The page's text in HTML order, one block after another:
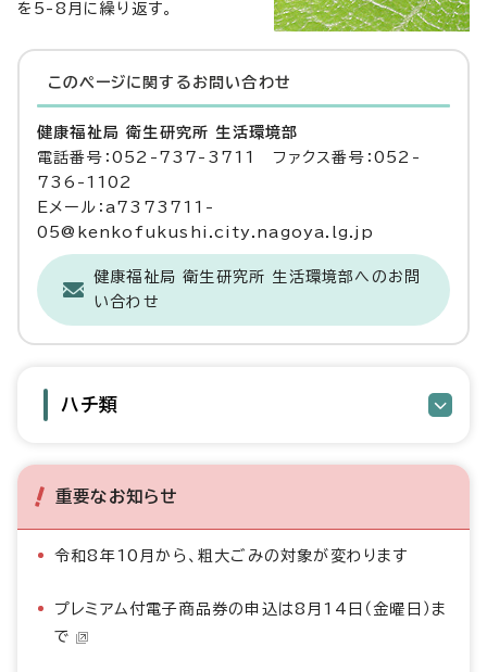
を5-8月に繰り返す。
このページに関する お問い合わせ
健康福祉局 衛生研究所 生活環境部
電話番号：052-737-3711 ファクス番号：052-
736-1102
Eメール：a7373711-
05@kenkofukushi.city.nagoya.lg.jp
健康福祉局 衛生研究所 生活環境部へのお問
い合わせ
ハチ類
重要なお知らせ
令和8年10月から、粗大ごみの対象が変わります
プレミアム付電子商品券の申込は8月14日（金曜日）ま
で